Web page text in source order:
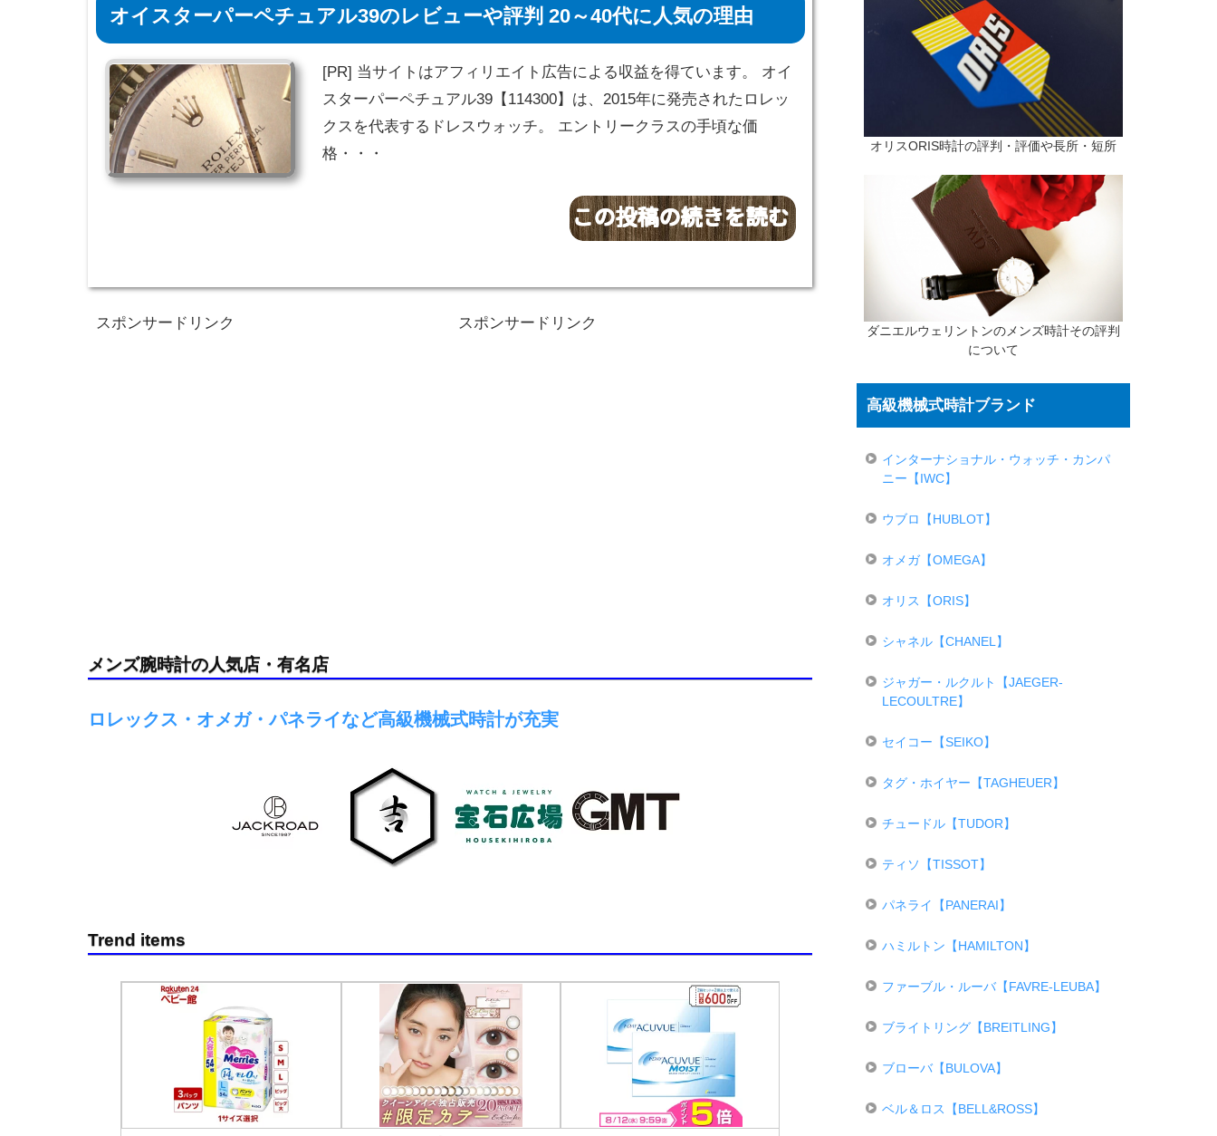
オイスターパーペチュアル39のレビューや評判 20～40代に人気の理由
[PR] 当サイトはアフィリエイト広告による収益を得ています。 オイ
スターパーペチュアル39【114300】は、2015年に発売されたロレッ
クスを代表するドレスウォッチ。 エントリークラスの手頃な価
格・・・
スポンサードリンク スポンサードリンク
メンズ腕時計の人気店・有名店
ロレックス・オメガ・パネライなど高級機械式時計が充実
Trend items
オリスORIS時計の評判・評価や長所・短所
ダニエルウェリントンのメンズ時計その評判
について
高級機械式時計ブランド
インターナショナル・ウォッチ・カンパ
ニー【IWC】
ウブロ【HUBLOT】
オメガ【OMEGA】
オリス【ORIS】
シャネル【CHANEL】
ジャガー・ルクルト【JAEGER-
LECOULTRE】
セイコー【SEIKO】
タグ・ホイヤー【TAGHEUER】
チュードル【TUDOR】
ティソ【TISSOT】
パネライ【PANERAI】
ハミルトン【HAMILTON】
ファーブル・ルーバ【FAVRE-LEUBA】
ブライトリング【BREITLING】
ブローバ【BULOVA】
ベル＆ロス【BELL&ROSS】